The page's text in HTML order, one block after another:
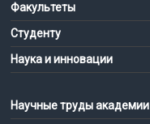
Факультеты
Студенту
Наука и инновации
Научные труды академии